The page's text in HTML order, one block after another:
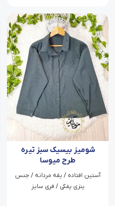
شومیز بیسیک سبز تیره
طرح میوسا
آستین افتاده / یقه مردانه / جنس
ینزی پفکی / فری سایز